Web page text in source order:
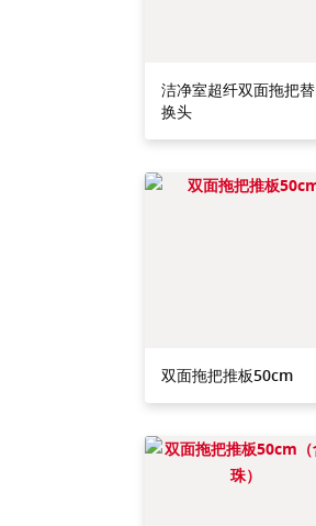
洁净室超纤双面拖把替
换头
双面拖把推板50cm